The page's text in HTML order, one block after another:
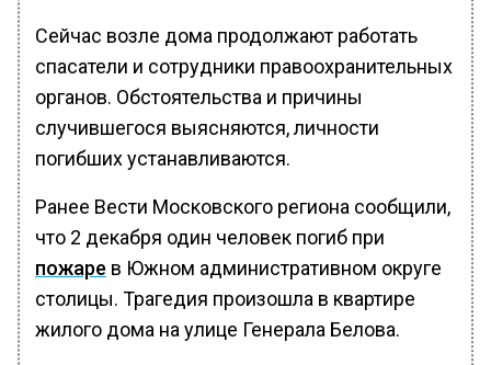
Сейчас возле дома продолжают работать
спасатели и сотрудники правоохранительных
органов. Обстоятельства и причины
случившегося выясняются, личности
погибших устанавливаются.
Ранее Вести Московского региона сообщили,
что 2 декабря один человек погиб при
пожаре в Южном административном округе
столицы. Трагедия произошла в квартире
жилого дома на улице Генерала Белова.